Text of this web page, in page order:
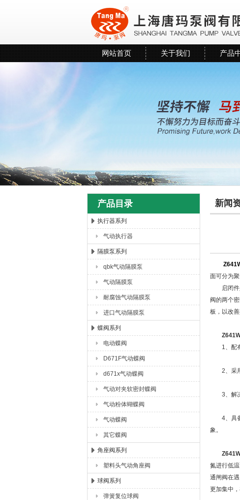
上海唐玛泵阀有限公司
网站首页 关于我们 产品
产品目录
执行器系列
气动执行器
隔膜泵系列
qbk气动隔膜泵
气动隔膜泵
耐腐蚀气动隔膜泵
进口气动隔膜泵
蝶阀系列
电动蝶阀
D671F气动蝶阀
d671x气动蝶阀
气动对夹软密封蝶阀
气动粉体蝴蝶阀
气动蝶阀
其它蝶阀
角座阀系列
塑料头气动角座阀
球阀系列
弹簧复位球阀
新闻
面可分为
启闭件是
阀的两个
板，以改
1、配有
2、采用
3、解决
4、具备
象。
氮进行低
通闸阀在
更加集中